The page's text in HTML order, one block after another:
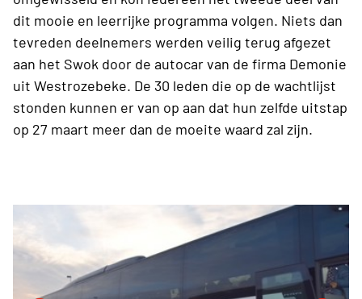
dit mooie en leerrijke programma volgen. Niets dan
tevreden deelnemers werden veilig terug afgezet
aan het Swok door de autocar van de firma Demonie
uit Westrozebeke. De 30 leden die op de wachtlijst
stonden kunnen er van op aan dat hun zelfde uitstap
op 27 maart meer dan de moeite waard zal zijn.